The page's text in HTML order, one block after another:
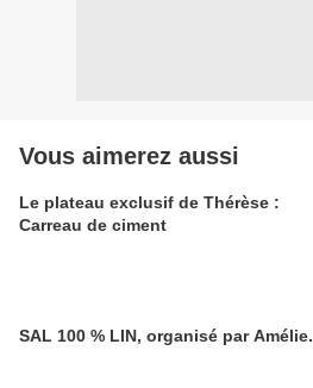
Vous aimerez aussi
Le plateau exclusif de Thérèse :
Carreau de ciment
SAL 100 % LIN, organisé par Amélie.